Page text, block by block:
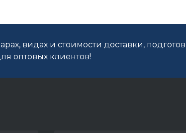
видах и стоимости доставки,
оптовых клиентов!